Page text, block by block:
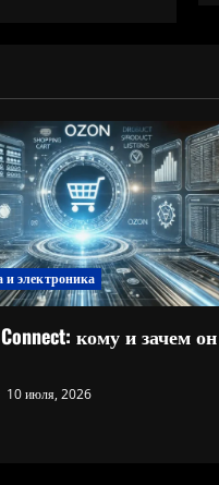
и электроника
кому и зачем он
10 июля, 2026